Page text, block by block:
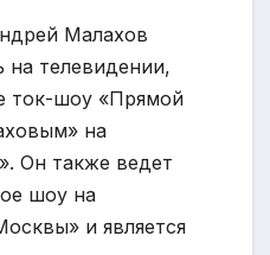
Малахов
на телевидении,
ток-шоу «Прямой
на
Он также ведет
шоу на
и является